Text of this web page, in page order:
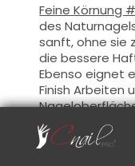
Feine Körnung
des
sanft, ohne sie
die bessere
Ebenso eignet
Finish Arbeiten
gleichmäßiges
Struktur der